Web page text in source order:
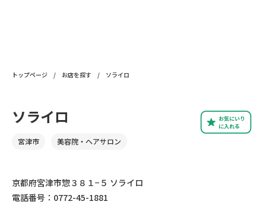
トップページ / お店を探す / ソライロ
お気にいり
に入れる
ソライロ
宮津市 美容院・ヘアサロン
京都府宮津市惣３８１−５ ソライロ
電話番号：0772-45-1881